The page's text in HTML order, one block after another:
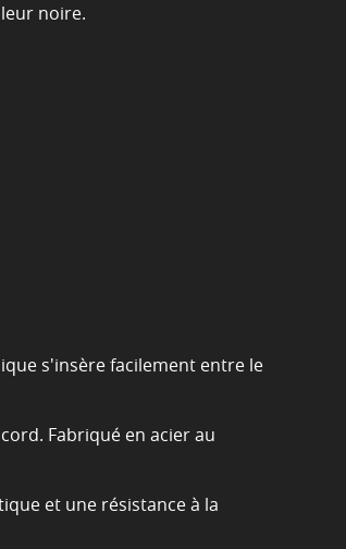
noire.
s'insère facilement entre le
Fabriqué en acier au
et une résistance à la